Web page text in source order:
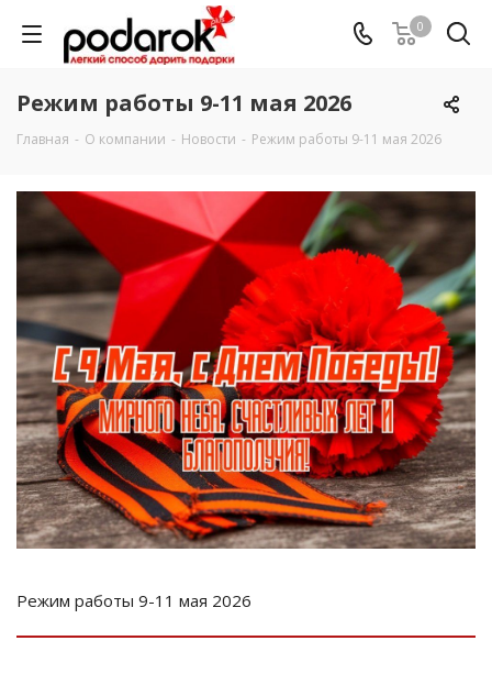
0
Режим работы 9-11 мая 2026
Главная - О компании - Новости - Режим работы 9-11 мая 2026
Режим работы 9-11 мая 2026